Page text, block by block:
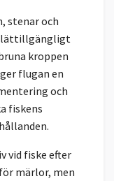
stenar och
lättillgängligt
kroppen
ger flugan en
och
fiskens
vid fiske efter
märlor, men